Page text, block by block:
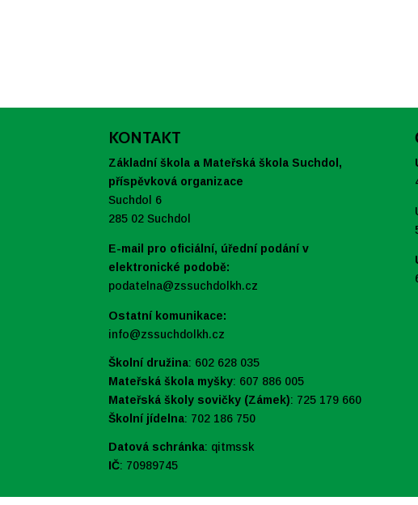
KONTAKT
Základní škola a Mateřská škola Suchdol,
příspěvková organizace
Suchdol 6
285 02 Suchdol
E-mail pro oficiální, úřední podání v
elektronické podobě:
podatelna@zssuchdolkh.cz
Ostatní komunikace:
info@zssuchdolkh.cz
Školní družina: 602 628 035
Mateřská škola myšky: 607 886 005
Mateřská školy sovičky (Zámek): 725 179 660
Školní jídelna: 702 186 750
Datová schránka: qitmssk
IČ: 70989745